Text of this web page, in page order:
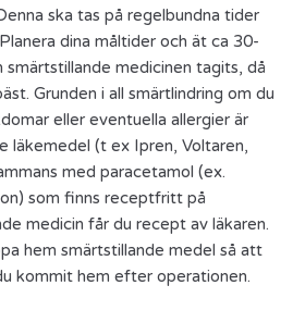
ska tas på regelbundna tider
dina måltider och ät ca 30-
medicinen tagits, då
Grunden i all smärtlindring om du
eller eventuella allergier är
läkemedel (t ex Ipren, Voltaren,
med paracetamol (ex.
som finns receptfritt på
medicin får du recept av läkaren.
hem smärtstillande medel så att
kommit hem efter operationen.